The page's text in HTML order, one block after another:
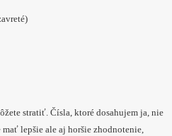
stratiť. Čísla, ktoré dosahujem ja, nie
lepšie ale aj horšie zhodnotenie,